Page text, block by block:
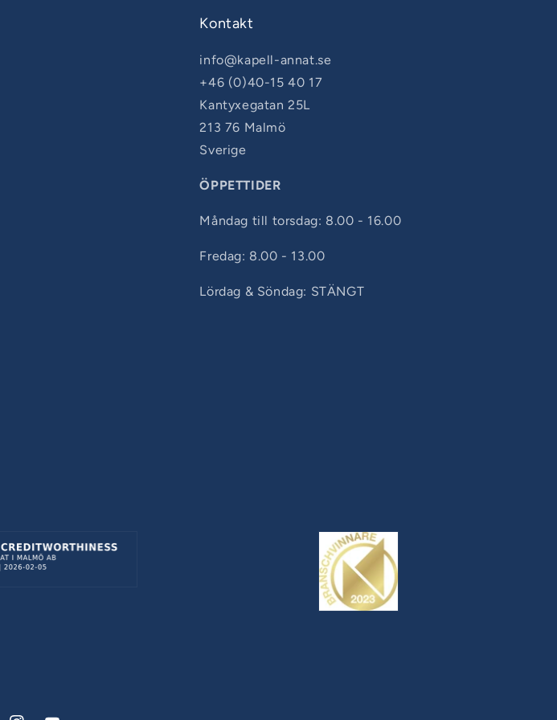
Kontakt
info@kapell-annat.se
+46 (0)40-15 40 17
Kantyxegatan 25L
213 76 Malmö
Sverige
ÖPPETTIDER
Måndag till torsdag: 8.00 - 16.00
Fredag: 8.00 - 13.00
Lördag & Söndag: STÄNGT